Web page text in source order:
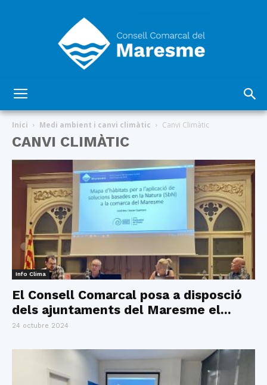
Comarcal
del
Maresme
Inici Medi ambient i canvi climàtic Canvi Climàtic
CANVI CLIMÀTIC
Info Clima
El Consell Comarcal posa a disposció
dels ajuntaments del Maresme el...
24 octubre 2024